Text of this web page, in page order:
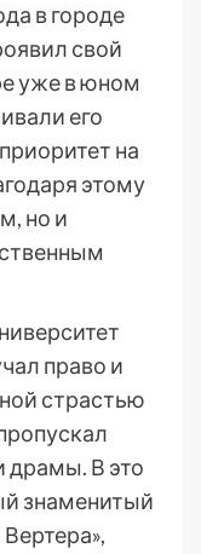
в городе
свой
уже в юном
его
на
этому
но и
право и
страстью
драмы. В это
знаменитый